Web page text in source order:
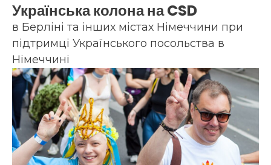
Українська колона на CSD
в Берліні та інших містах Німеччини при
підтримці Українського посольства в
Німеччині